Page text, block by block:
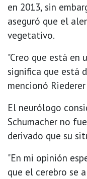
en 2013, sin
aseguró que el
vegetativo.
"Creo que está en
significa que está
mencionó
El neurólogo
Schumacher no
derivado que su
"En mi opinión
que el cerebro se